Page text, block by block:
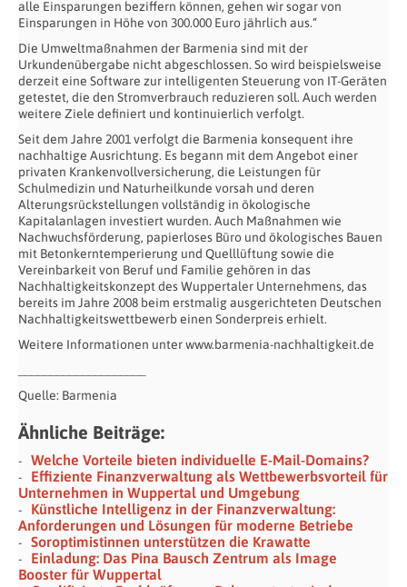
alle Einsparungen beziffern können, gehen wir sogar von
Einsparungen in Höhe von 300.000 Euro jährlich aus.“
Die Umweltmaßnahmen der Barmenia sind mit der
Urkundenübergabe nicht abgeschlossen. So wird beispielsweise
derzeit eine Software zur intelligenten Steuerung von IT-Geräten
getestet, die den Stromverbrauch reduzieren soll. Auch werden
weitere Ziele definiert und kontinuierlich verfolgt.
Seit dem Jahre 2001 verfolgt die Barmenia konsequent ihre
nachhaltige Ausrichtung. Es begann mit dem Angebot einer
privaten Krankenvollversicherung, die Leistungen für
Schulmedizin und Naturheilkunde vorsah und deren
Alterungsrückstellungen vollständig in ökologische
Kapitalanlagen investiert wurden. Auch Maßnahmen wie
Nachwuchsförderung, papierloses Büro und ökologisches Bauen
mit Betonkerntemperierung und Quelllüftung sowie die
Vereinbarkeit von Beruf und Familie gehören in das
Nachhaltigkeitskonzept des Wuppertaler Unternehmens, das
bereits im Jahre 2008 beim erstmalig ausgerichteten Deutschen
Nachhaltigkeitswettbewerb einen Sonderpreis erhielt.
Weitere Informationen unter www.barmenia-nachhaltigkeit.de
Quelle: Barmenia
Ähnliche Beiträge:
Welche Vorteile bieten individuelle E-Mail-Domains?
Effiziente Finanzverwaltung als Wettbewerbsvorteil für
Unternehmen in Wuppertal und Umgebung
Künstliche Intelligenz in der Finanzverwaltung:
Anforderungen und Lösungen für moderne Betriebe
Soroptimistinnen unterstützen die Krawatte
Einladung: Das Pina Bausch Zentrum als Image
Booster für Wuppertal